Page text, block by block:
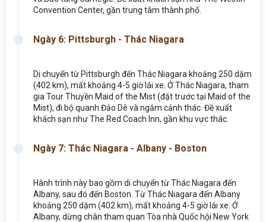
Convention Center, gần trung tâm thành phố.
Ngày 6: Pittsburgh - Thác Niagara
Di chuyển từ Pittsburgh đến Thác Niagara khoảng 250 dặm
(402 km), mất khoảng 4-5 giờ lái xe. Ở Thác Niagara, tham
gia Tour Thuyền Maid of the Mist (đặt trước tại Maid of the
Mist), đi bộ quanh Đảo Dê và ngắm cảnh thác. Đề xuất
khách sạn như The Red Coach Inn, gần khu vực thác.
Ngày 7: Thác Niagara - Albany - Boston
Hành trình này bao gồm di chuyển từ Thác Niagara đến
Albany, sau đó đến Boston. Từ Thác Niagara đến Albany
khoảng 250 dặm (402 km), mất khoảng 4-5 giờ lái xe. Ở
Albany, dừng chân tham quan Tòa nhà Quốc hội New York